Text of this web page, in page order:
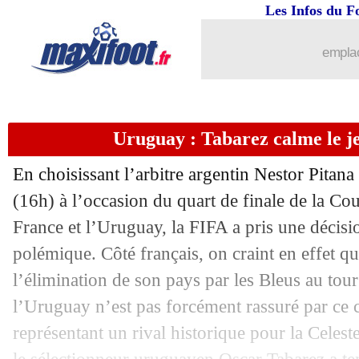
Les Infos du
Uruguay : Tabarez calme le
En choisissant l’arbitre argentin Nestor
(16h) à l’occasion du quart de finale de la
France et l’Uruguay, la FIFA a pris une
polémique. Côté français, on craint en effet
l’élimination de son pays par les Bleus au
l’Uruguay n’est pas forcément rassuré par
représentant un rival historique pour la
: la déclaration d'amour de
06/07 EdF: quatre Bleus menacés contre
: le club dément pour Gourcuff
06/07 PSG: Buffon a passé sa visite
06/07 EdF : près de 33 ans sans but contre
06/07 OM: déjà une bourde pour Puma...
06/07 OM: Payet proposé à West Ham ?